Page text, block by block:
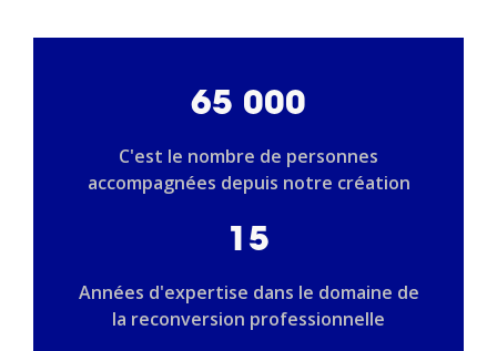
65 000
C'est le nombre de personnes
accompagnées depuis notre création
15
Années d'expertise dans le domaine de
la reconversion professionnelle